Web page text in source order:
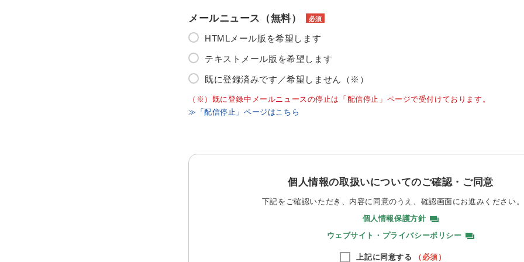
メールニュース（無料） 必須
HTMLメール版を希望します
テキストメール版を希望します
既に登録済みです／希望しません（※）
（※）既に登録中メールニュースの停止は「配信停止」ページで受付けております。
≫「配信停止」ページはこちら
個人情報の取扱いについてのご確認・ご同意
下記をご確認いただき、内容に同意のうえ、 確認画面にお進みください。
個人情報保護方針
ウェブサイト・プライバシーポリシー
上記に同意する （必須）